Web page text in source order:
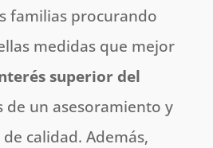
familias procurando
medidas que mejor
superior del
de un asesoramiento y
calidad. Además,